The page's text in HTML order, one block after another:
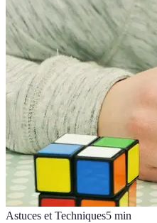
Astuces et Techniques5 min